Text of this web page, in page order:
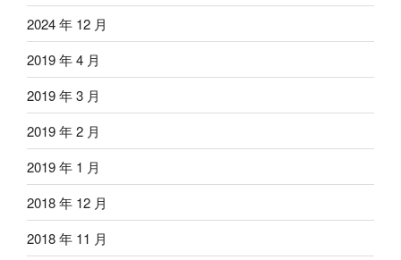
2024 年 12 月
2019 年 4 月
2019 年 3 月
2019 年 2 月
2019 年 1 月
2018 年 12 月
2018 年 11 月